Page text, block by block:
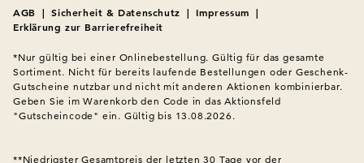
AGB | Sicherheit & Datenschutz | Impressum |
Erklärung zur Barrierefreiheit
*Nur gültig bei einer Onlinebestellung. Gültig für das gesamte
Sortiment. Nicht für bereits laufende Bestellungen oder Geschenk-
Gutscheine nutzbar und nicht mit anderen Aktionen kombinierbar.
Geben Sie im Warenkorb den Code in das Aktionsfeld
"Gutscheincode" ein. Gültig bis 13.08.2026.
**Niedrigster Gesamtpreis der letzten 30 Tage vor der